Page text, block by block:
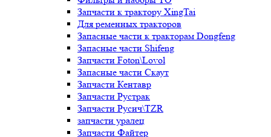
Запчасти к трактору XingTai
Для ременных тракторов
Запасные части к тракторам Dongfeng
Запасные части Shifeng
Запчасти Foton\Lovol
Запасные части Скаут
Запчасти Кентавр
Запчасти Рустрак
Запчасти Русич\TZR
запчасти уралец
Запчасти Файтер